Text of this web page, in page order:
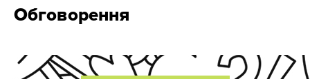
Обговорення